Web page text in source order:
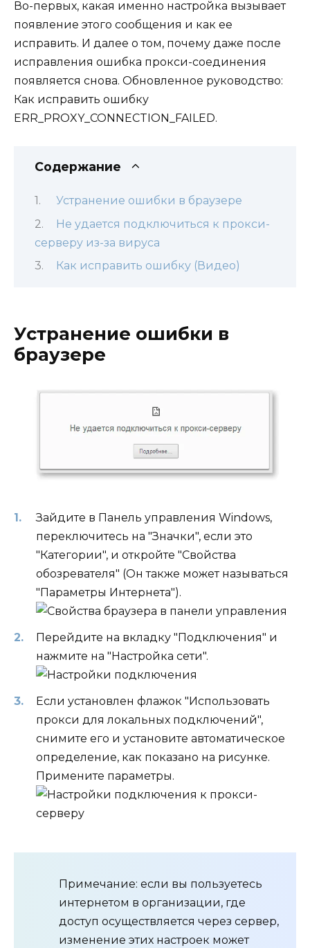
Во-первых, какая именно настройка вызывает
появление этого сообщения и как ее
исправить. И далее о том, почему даже после
исправления ошибка прокси-соединения
появляется снова. Обновленное руководство:
Как исправить ошибку
ERR_PROXY_CONNECTION_FAILED.
Содержание
Устранение ошибки в браузере
Не удается подключиться к прокси-
серверу из-за вируса
Как исправить ошибку (Видео)
Устранение ошибки в
браузере
Зайдите в Панель управления Windows,
переключитесь на "Значки", если это
"Категории", и откройте "Свойства
обозревателя" (Он также может называться
"Параметры Интернета").
Перейдите на вкладку "Подключения" и
нажмите на "Настройка сети".
Если установлен флажок "Использовать
прокси для локальных подключений",
снимите его и установите автоматическое
определение, как показано на рисунке.
Примените параметры.
Примечание: если вы пользуетесь
интернетом в организации, где
доступ осуществляется через сервер,
изменение этих настроек может